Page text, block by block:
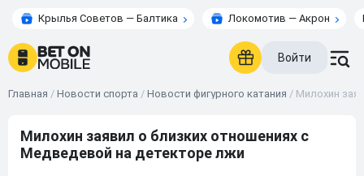
Крылья Советов — Балтика Локомотив — Акрон
Войти
Главная / Новости спорта / Новости фигурного катания / Милохин
Милохин заявил о близких отношениях с
Медведевой на детекторе лжи